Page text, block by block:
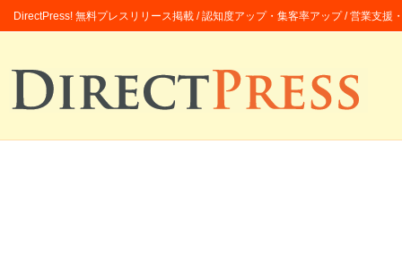
DirectPress! 無料プレスリリース掲載 / 認知度アップ・集客率アップ / 営業支援